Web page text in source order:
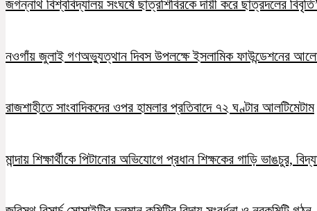
জগন্নাথ বিশ্ববিদ্যালয় সংঘর্ষে ছাত্রশিবিরকে দায়ী করে ছাত্রদলের বিবৃতি’
নওগাঁয় জুলাই গণঅভ্যুত্থান দিবস উপলক্ষে ইসলামিক ফাউন্ডেশনের
রাজশাহীতে সাংবাদিকদের ওপর হামলার প্রতিবাদে ৭২ ঘণ্টার আলটিমেটাম
মান্দায় শিক্ষার্থীকে পিটানোর অভিযোগে প্রধান শিক্ষকের গাড়ি ভাঙচুর,